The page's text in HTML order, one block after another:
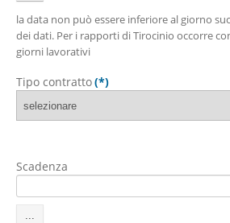
la data non può essere inferiore al giorno
dei dati. Per i rapporti di Tirocinio occorre
giorni lavorativi
Tipo contratto(*)
Scadenza